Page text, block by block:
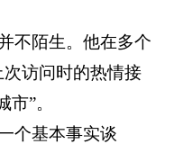
不陌生。他在多个
访问时的热情接
”。
个基本事实谈